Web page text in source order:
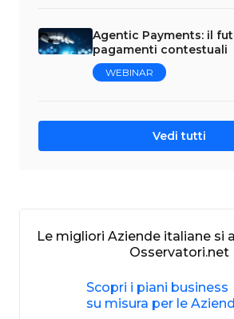
Agentic Payments: il
pagamenti contestuali
WEBINAR
Vedi tutti
Le migliori Aziende italiane si
Osservatori.net
Scopri i piani business
su misura per le